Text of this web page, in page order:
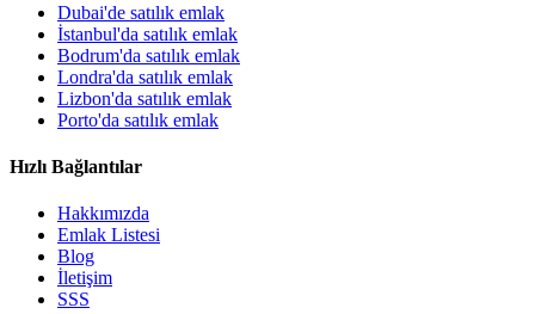
Dubai'de satılık emlak
İstanbul'da satılık emlak
Bodrum'da satılık emlak
Londra'da satılık emlak
Lizbon'da satılık emlak
Porto'da satılık emlak
Hızlı Bağlantılar
Hakkımızda
Emlak Listesi
Blog
İletişim
SSS